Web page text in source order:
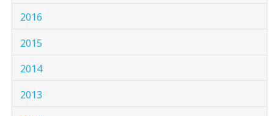
2016
2015
2014
2013